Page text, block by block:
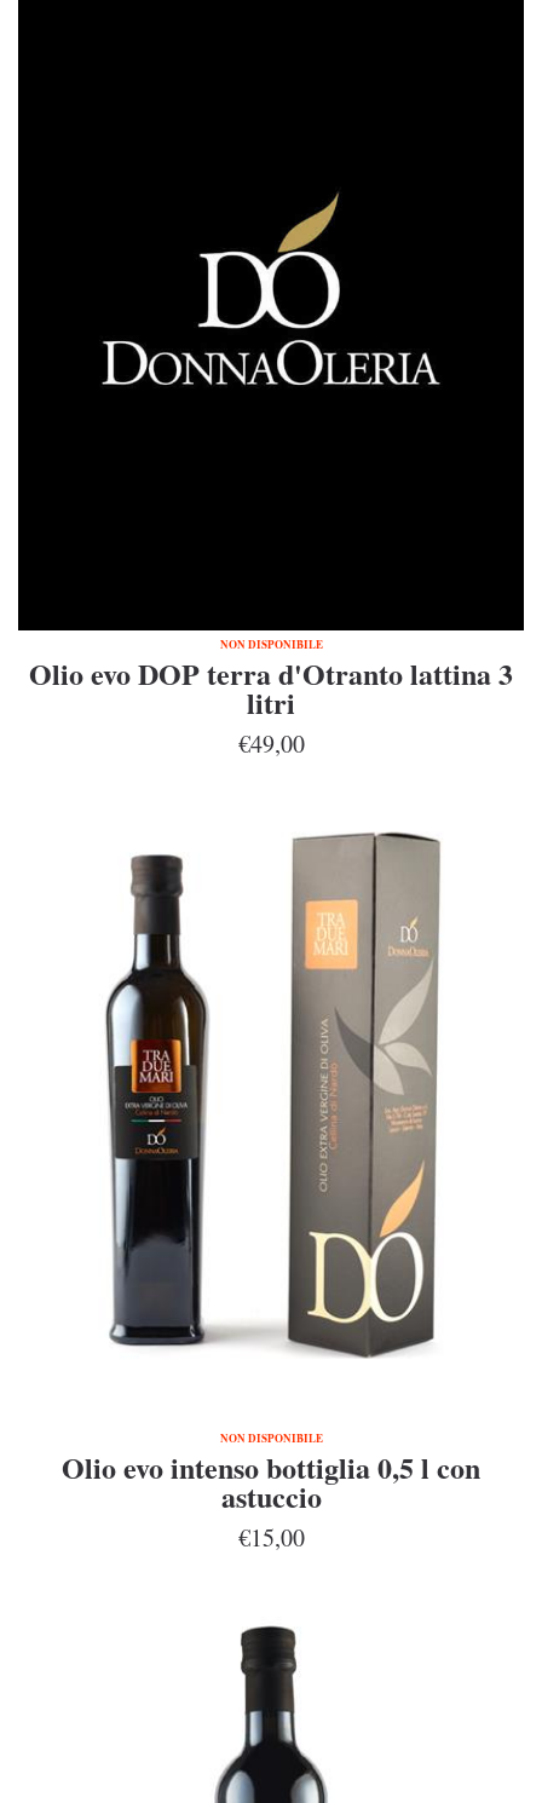
NON DISPONIBILE
Olio evo DOP terra d'Otranto lattina 3
litri
€49,00
NON DISPONIBILE
Olio evo intenso bottiglia 0,5 l con
astuccio
€15,00